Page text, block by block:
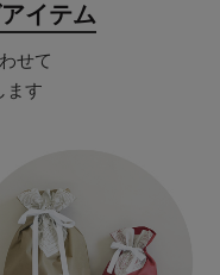
イテム
せて
ます